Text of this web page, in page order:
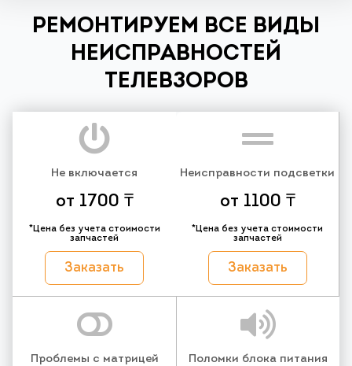
РЕМОНТИРУЕМ ВСЕ ВИДЫ
НЕИСПРАВНОСТЕЙ
ТЕЛЕВЗОРОВ
Не включается
от 1700 ₸
*Цена без учета стоимости
запчастей
Заказать
Неисправности подсветки
от 1100 ₸
*Цена без учета стоимости
запчастей
Заказать
Проблемы с матрицей Поломки блока питания